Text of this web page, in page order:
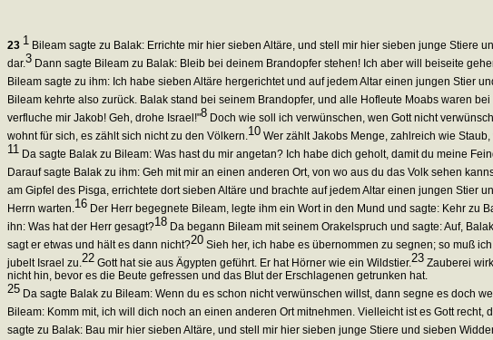
23 1 Bileam sagte zu Balak: Errichte mir hier sieben Altäre, und stell mir hier sieben junge Stiere
dar.3 Dann sagte Bileam zu Balak: Bleib bei deinem Brandopfer stehen! Ich aber will beiseite
Bileam sagte zu ihm: Ich habe sieben Altäre hergerichtet und auf jedem Altar einen jungen Stier
Bileam kehrte also zurück. Balak stand bei seinem Brandopfer, und alle Hofleute Moabs waren bei
verfluche mir Jakob! Geh, drohe Israel!"8 Doch wie soll ich verwünschen, wen Gott nicht
wohnt für sich, es zählt sich nicht zu den Völkern. 10 Wer zählt Jakobs Menge, zahlreich wie
11 Da sagte Balak zu Bileam: Was hast du mir angetan? Ich habe dich geholt, damit du meine
Darauf sagte Balak zu ihm: Geh mit mir an einen anderen Ort, von wo aus du das Volk sehen
am Gipfel des Pisga, errichtete dort sieben Altäre und brachte auf jedem Altar einen jungen Stier
Herrn warten. 16 Der Herr begegnete Bileam, legte ihm ein Wort in den Mund und sagte: Kehr zu
ihn: Was hat der Herr gesagt?18 Da begann Bileam mit seinem Orakelspruch und sagte: Auf,
sagt er etwas und hält es dann nicht?20 Sieh her, ich habe es übernommen zu segnen; so muß
jubelt Israel zu. 22 Gott hat sie aus Ägypten geführt. Er hat Hörner wie ein Wildstier. 23 Zauberei
nicht hin, bevor es die Beute gefressen und das Blut der Erschlagenen getrunken hat.
25 Da sagte Balak zu Bileam: Wenn du es schon nicht verwünschen willst, dann segne es doch
Bileam: Komm mit, ich will dich noch an einen anderen Ort mitnehmen. Vielleicht ist es Gott recht,
sagte zu Balak: Bau mir hier sieben Altäre, und stell mir hier sieben junge Stiere und sieben